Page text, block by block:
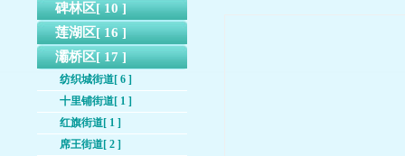
碑林区[ 10 ]
莲湖区[ 16 ]
灞桥区[ 17 ]
纺织城街道[ 6 ]
十里铺街道[ 1 ]
红旗街道[ 1 ]
席王街道[ 2 ]